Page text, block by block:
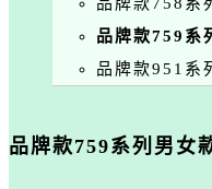
品牌款759系
品牌款951系
品牌款759系列男女